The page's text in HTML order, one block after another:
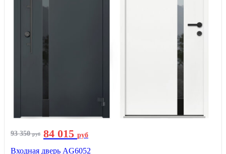
93 350руб 84 015 руб
Входная дверь AG6052